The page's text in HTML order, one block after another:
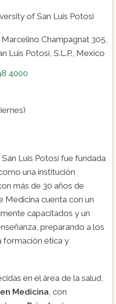
of San Luis Potosi
Marcelino Champagnat 305,
Luis Potosí, S.L.P., Mexico
4000
Luis Potosí fue fundada
una institución
más de 30 años de
Medicina cuenta con un
capacitados y un
preparando a los
formación ética y
en el área de la salud,
Medicina, con